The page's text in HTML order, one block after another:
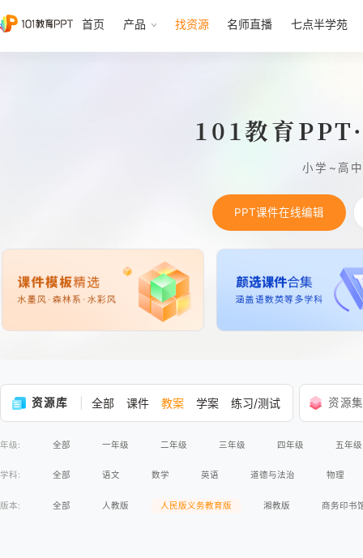
首页 产品 找资源 名师直播 七点半学苑
101教育
小学~高
PPT课件在线编辑
资源库 全部 课件 教案 学案 练习/测试 资源
年级: 全部 一年级 二年级 三年级 四年级 五年级
学科: 全部 语文 数学 英语 道德与法治 物理
版本: 全部 人教版 人民版义务教育版 湘教版 商务印书